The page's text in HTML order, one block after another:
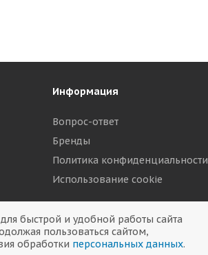
Информация
Вопрос-ответ
Бренды
Политика конфиденциальности
Использование cookie
для быстрой и удобной работы сайта
пользоваться сайтом,
обработки персональных данных.